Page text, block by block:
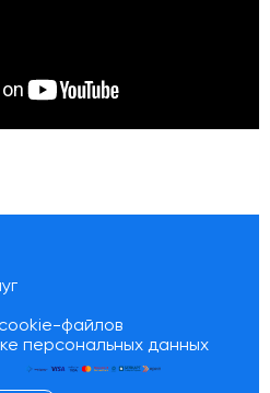
файлов
персональных данных